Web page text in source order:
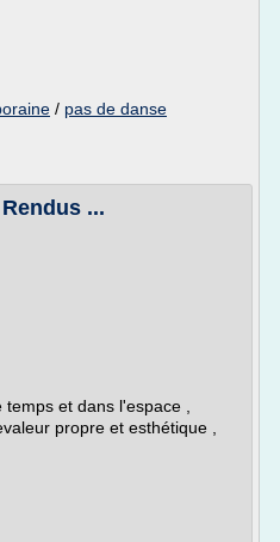
/ pas de danse
...
et dans l'espace ,
propre et esthétique ,